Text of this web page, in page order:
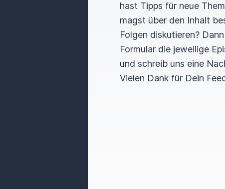
hast Tipps für neue
magst über den Inhalt
Folgen diskutieren?
Formular die jeweilige
und schreib uns eine
Vielen Dank für Dein